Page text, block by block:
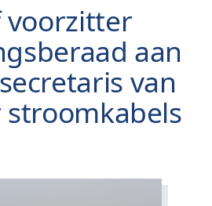
voorzitter
aan
van
stroomkabels